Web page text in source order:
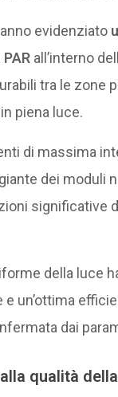
evidenziato
all’interno
tra le zone
piena luce.
di massima
dei moduli
significative
della luce
un’ottima
dai
qualità